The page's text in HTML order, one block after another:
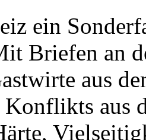
ein
Briefen an
aus
aus